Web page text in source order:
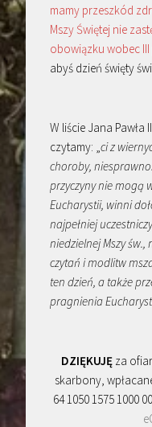
mamy przeszkód
Mszy Świętej nie
obowiązku wobec
abyś dzień święty
W liście Jana
czytamy: „ci z
choroby,
przyczyny nie mogą
Eucharystii, winni
najpełniej
niedzielnej Mszy
czytań i modlitw
ten dzień, a także
pragnienia
DZIĘKUJĘza
skarbony,
64 1050 1575 1000